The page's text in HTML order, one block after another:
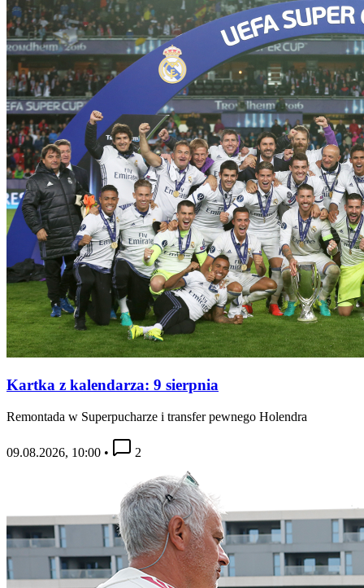
Kartka z kalendarza: 9 sierpnia
Remontada w Superpucharze i transfer pewnego Holendra
09.08.2026, 10:00 • 2